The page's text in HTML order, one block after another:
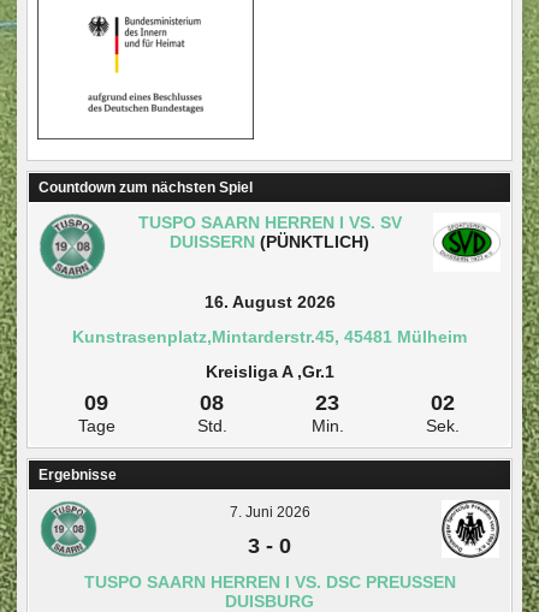
Countdown zum nächsten Spiel
TUSPO SAARN HERREN I VS. SV
DUISSERN (PÜNKTLICH)
16. August 2026
Kunstrasenplatz,Mintarderstr.45, 45481 Mülheim
Kreisliga A ,Gr.1
09
Tage
08
Std.
23
Min.
02
Sek.
Ergebnisse
7. Juni 2026
3 - 0
TUSPO SAARN HERREN I VS. DSC PREUSSEN D
UISBURG